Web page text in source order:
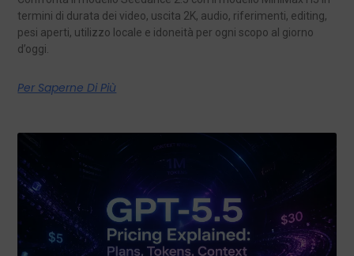
termini di durata dei video, uscita 2K, audio, riferimenti, editing,
pesi aperti, utilizzo locale e idoneità per ogni scopo al giorno
d’oggi.
Per Saperne Di Più